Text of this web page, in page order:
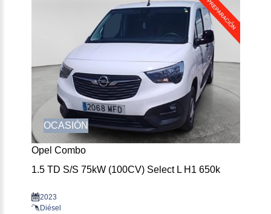
OCASIÓN
Opel Combo
1.5 TD S/S 75kW (100CV) Select L H1 650k
2023
Diésel